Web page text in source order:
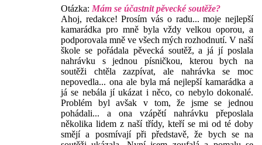
Otázka: Mám se účastnit pěvecké soutěže?
Ahoj, redakce! Prosím vás o radu... moje nejlepší
kamarádka pro mně byla vždy velkou oporou, a
podporovala mně ve všech mých rozhodnutí. V naší
škole se pořádala pěvecká soutěž, a já jí poslala
nahrávku s jednou písničkou, kterou bych na
soutěži chtěla zazpívat, ale nahrávka se moc
nepovedla... ona ale byla má nejlepší kamarádka a
já se nebála jí ukázat i něco, co nebylo dokonalé.
Problém byl avšak v tom, že jsme se jednou
pohádali... a ona vzápětí nahrávku přeposlala
několika lidem z naší třídy, kteří se mi od té doby
smějí a posmívají při představě, že bych se na